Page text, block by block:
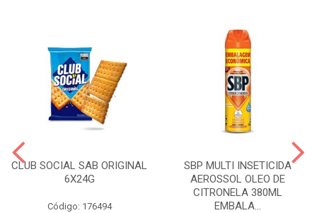
CLUB SOCIAL SAB ORIGINAL
6X24G
Código: 176494
SBP MULTI INSETICIDA
AEROSSOL OLEO DE
CITRONELA 380ML
EMBALA...